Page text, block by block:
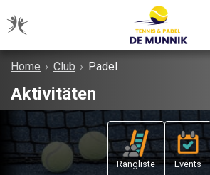
Home › Club › Padel
Aktivitäten
Rangliste Events